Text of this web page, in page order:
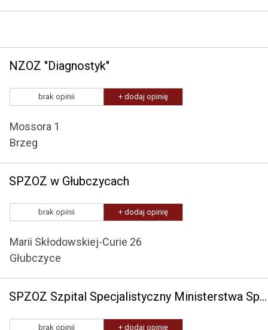
NZOZ "Diagnostyk"
brak opinii + dodaj opinię
Mossora 1
Brzeg
SPZOZ w Głubczycach
brak opinii + dodaj opinię
Marii Skłodowskiej-Curie 26
Głubczyce
SPZOZ Szpital Specjalistyczny Ministerstwa Spraw Wewnętrznych i Administracji w Głuchołazach im. św. Jana Pawła II
brak opinii + dodaj opinię